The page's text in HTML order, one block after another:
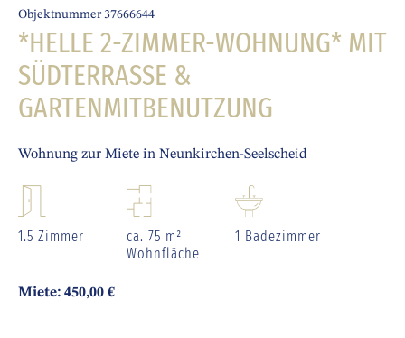
Objektnummer 37666644
*HELLE 2-ZIMMER-WOHNUNG* MIT
SÜDTERRASSE &
GARTENMITBENUTZUNG
Wohnung zur Miete in Neunkirchen-Seelscheid
1.5 Zimmer
ca. 75 m²
Wohnfläche
1 Badezimmer
Miete: 450,00 €